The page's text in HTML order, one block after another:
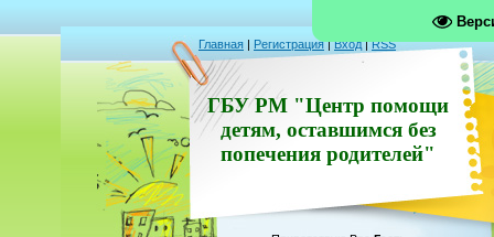
Главная | Регистрация|Вход|RSS
ГБУ РМ "Центр помощи
детям, оставшимся без
попечения родителей"